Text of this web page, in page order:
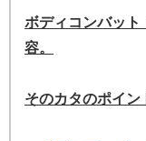
ボディコンバット
容。
そのカタのポイン